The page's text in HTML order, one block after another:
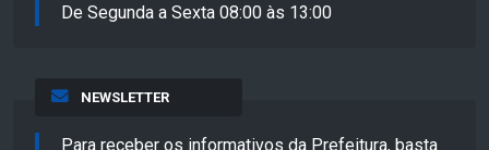
De Segunda a Sexta 08:00 às 13:00
NEWSLETTER
Para receber os informativos da Prefeitura, basta